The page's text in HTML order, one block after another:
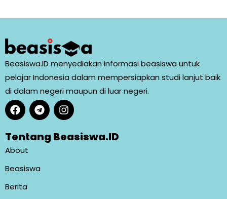
Beasiswa.ID menyediakan informasi beasiswa untuk
pelajar Indonesia dalam mempersiapkan studi lanjut baik
di dalam negeri maupun di luar negeri.
F
a
c
e
b
o
o
k
T
e
l
e
g
a
m
I
n
s
t
a
Tentang Beasiswa.ID
About
Beasiswa
Berita